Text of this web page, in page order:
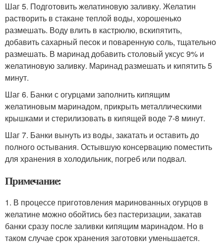
Шаг 5. Подготовить желатиновую заливку. Желатин
растворить в стакане теплой воды, хорошенько
размешать. Воду влить в кастрюлю, вскипятить,
добавить сахарный песок и поваренную соль, тщательно
размешать. В маринад добавить столовый уксус 9% и
желатиновую заливку. Маринад размешать и кипятить 5
минут.
Шаг 6. Банки с огурцами заполнить кипящим
желатиновым маринадом, прикрыть металлическими
крышками и стерилизовать в кипящей воде 7-8 минут.
Шаг 7. Банки вынуть из воды, закатать и оставить до
полного остывания. Остывшую консервацию поместить
для хранения в холодильник, погреб или подвал.
Примечание:
1. В процессе приготовления маринованных огурцов в
желатине можно обойтись без пастеризации, закатав
банки сразу после заливки кипящим маринадом. Но в
таком случае срок хранения заготовки уменьшается.